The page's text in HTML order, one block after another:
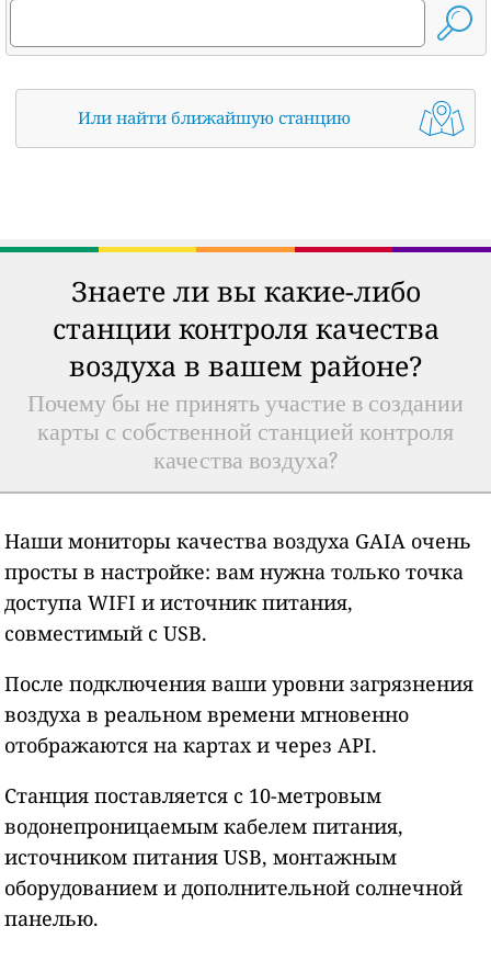
Или найти ближайшую станцию
Знаете ли вы какие-либо
станции контроля качества
воздуха в вашем районе?
Почему бы не принять участие в создании
карты с собственной станцией контроля
качества воздуха?
Наши мониторы качества воздуха GAIA очень
просты в настройке: вам нужна только точка
доступа WIFI и источник питания,
совместимый с USB.
После подключения ваши уровни загрязнения
воздуха в реальном времени мгновенно
отображаются на картах и через API.
Станция поставляется с 10-метровым
водонепроницаемым кабелем питания,
источником питания USB, монтажным
оборудованием и дополнительной солнечной
панелью.